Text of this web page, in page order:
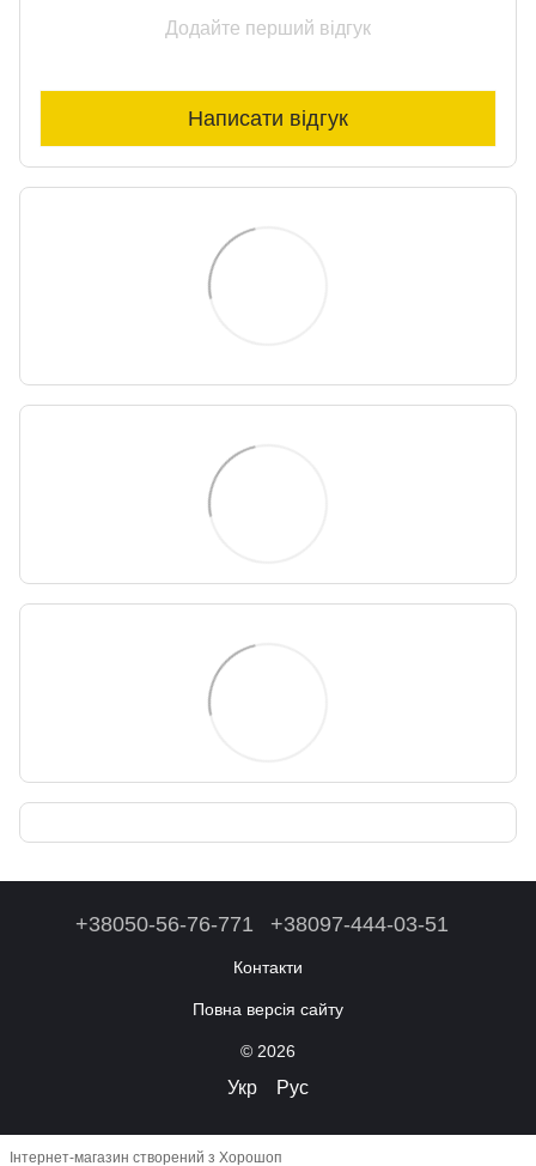
Додайте перший відгук
Написати відгук
+38050-56-76-771 +38097-444-03-51
Контакти
Повна версія сайту
© 2026
Укр Рус
Інтернет-магазин створений з Хорошоп